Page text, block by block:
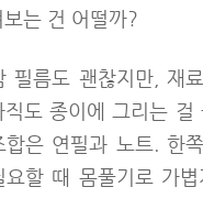
보는 건 어떨까?
필름도 괜찮지만, 재
직도 종이에 그리는 걸
합은 연필과 노트. 한
요할 때 몸풀기로 가